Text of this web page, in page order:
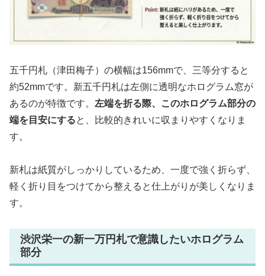
五千円札（津田梅子）の横幅は156mmで、三等分すると
約52mmです。新五千円札は左側に透明なホログラム窓が
あるのが特徴です。 左端を折る際、このホログラム部分の
端を目安にすると、比較的きれいに収まりやすくなりま
す。
新札は紙質がしっかりしているため、一度で強く折らず、
軽く折り目をつけてから整えると仕上がりが美しくなりま
す。
渋沢栄一の新一万円札で意識したいホログラム
部分